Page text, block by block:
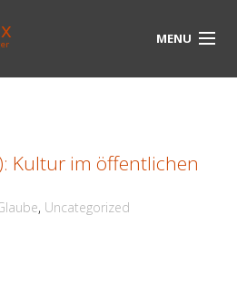
MENU
Kultur im öffentlichen
, Uncategorized